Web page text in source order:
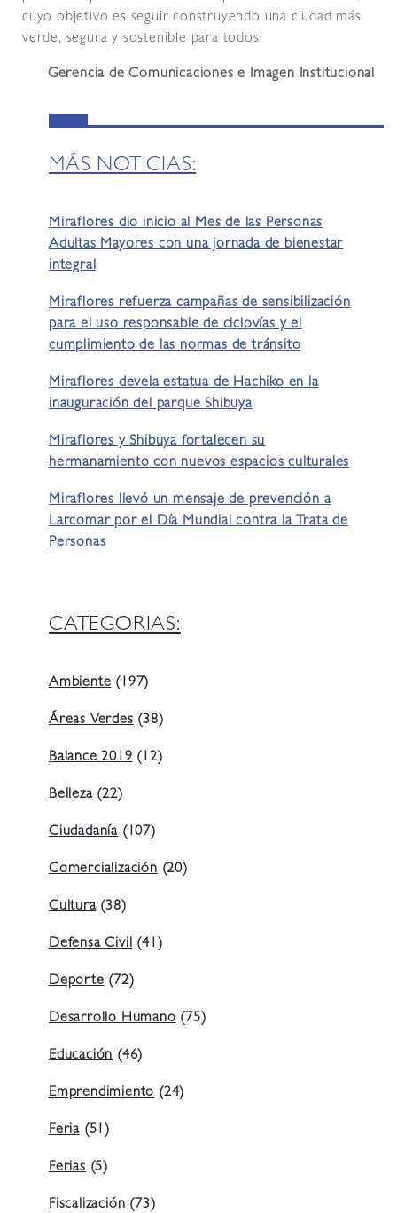
cuyo objetivo es seguir construyendo una ciudad más
verde, segura y sostenible para todos.
Gerencia de Comunicaciones e Imagen Institucional
MÁS NOTICIAS:
Miraflores dio inicio al Mes de las Personas
Adultas Mayores con una jornada de bienestar
integral
Miraflores refuerza campañas de sensibilización
para el uso responsable de ciclovías y el
cumplimiento de las normas de tránsito
Miraflores devela estatua de Hachiko en la
inauguración del parque Shibuya
Miraflores y Shibuya fortalecen su
hermanamiento con nuevos espacios culturales
Miraflores llevó un mensaje de prevención a
Larcomar por el Día Mundial contra la Trata de
Personas
CATEGORIAS:
Ambiente (197)
Áreas Verdes (38)
Balance 2019 (12)
Belleza(22)
Ciudadanía (107)
Comercialización (20)
Cultura(38)
Defensa Civil (41)
Deporte (72)
Desarrollo Humano (75)
Educación (46)
Emprendimiento (24)
Feria (51)
Ferias (5)
Fiscalización (73)